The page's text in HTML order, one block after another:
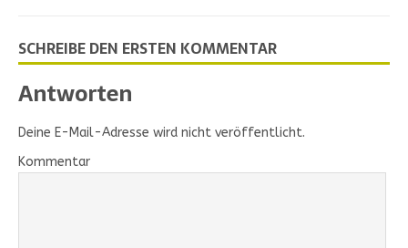
SCHREIBE DEN ERSTEN KOMMENTAR
Antworten
Deine E-Mail-Adresse wird nicht veröffentlicht.
Kommentar